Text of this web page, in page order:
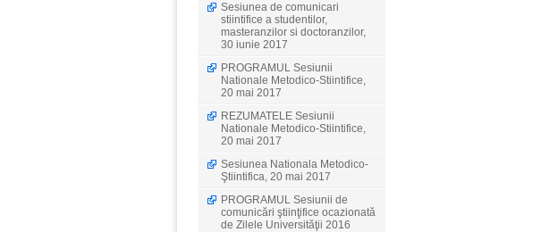
Sesiunea de comunicari
stiintifice a studentilor,
masteranzilor si doctoranzilor,
30 iunie 2017
PROGRAMUL Sesiunii
Nationale Metodico-Stiintifice,
20 mai 2017
REZUMATELE Sesiunii
Nationale Metodico-Stiintifice,
20 mai 2017
Sesiunea Nationala Metodico-
Ştiintifica, 20 mai 2017
PROGRAMUL Sesiunii de
comunicări ştiinţifice ocazionată
de Zilele Universităţii 2016